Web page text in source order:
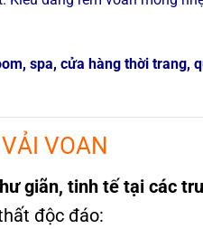
spa, cửa hàng thời trang,
VOAN
giãn, tinh tế tại các
độc đáo: